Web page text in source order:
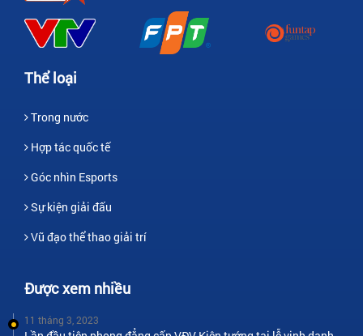
Thể loại
Trong nước
Hợp tác quốc tế
Góc nhìn Esports
Sự kiện giải đấu
Vũ đạo thể thao giải trí
Được xem nhiều
11 tháng 3, 2023